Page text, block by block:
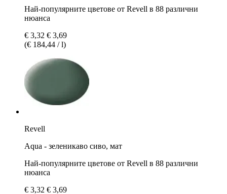
Най-популярните цветове от Revell в 88 различни
нюанса
€ 3,32 € 3,69
(€ 184,44 / l)
Revell
Aqua - зеленикаво сиво, мат
Най-популярните цветове от Revell в 88 различни
нюанса
€ 3,32 € 3,69